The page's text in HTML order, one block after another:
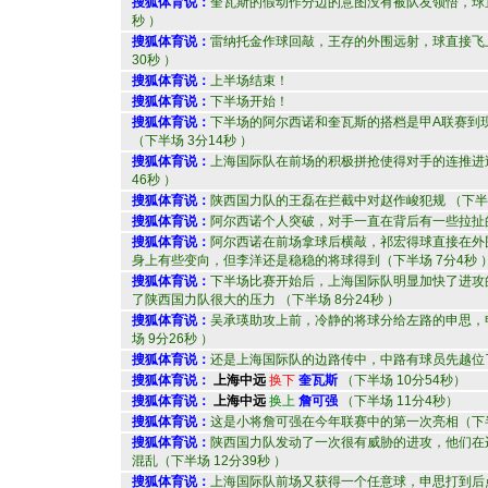
秒 ）
搜狐体育说： 雷纳托金作球回敲，王存的外围远射，球直接
30秒 ）
搜狐体育说： 上半场结束！
搜狐体育说： 下半场开始！
搜狐体育说： 下半场的阿尔西诺和奎瓦斯的搭档是甲A联赛到
（下半场 3分14秒 ）
搜狐体育说： 上海国际队在前场的积极拼抢使得对手的连推
46秒 ）
搜狐体育说： 陕西国力队的王磊在拦截中对赵作峻犯规 （下
搜狐体育说： 阿尔西诺个人突破，对手一直在背后有一些拉
搜狐体育说： 阿尔西诺在前场拿球后横敲，祁宏得球直接在
身上有些变向，但李洋还是稳稳的将球得到（下半场 7分4秒
搜狐体育说： 下半场比赛开始后，上海国际队明显加快了进
了陕西国力队很大的压力 （下半场 8分24秒 ）
搜狐体育说： 吴承瑛助攻上前，冷静的将球分给左路的申思
场 9分26秒 ）
搜狐体育说： 还是上海国际队的边路传中，中路有球员先越
搜狐体育说： 上海中远 换下 奎瓦斯 （下半场 10分54秒）
搜狐体育说： 上海中远 换上 詹可强 （下半场 11分4秒）
搜狐体育说： 这是小将詹可强在今年联赛中的第一次亮相（
搜狐体育说： 陕西国力队发动了一次很有威胁的进攻，他们
混乱（下半场 12分39秒 ）
搜狐体育说： 上海国际队前场又获得一个任意球，申思打到